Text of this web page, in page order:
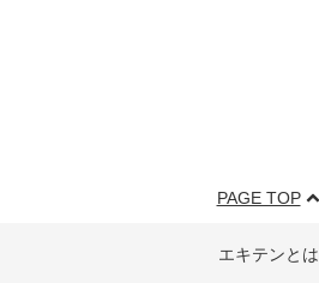
PAGE TOP
エキテンとは